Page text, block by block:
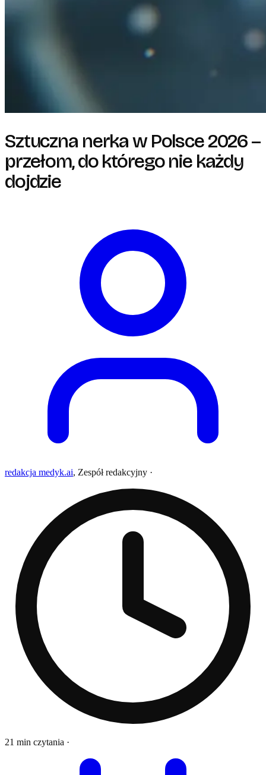
Sztuczna nerka w Polsce 2026 –
przełom, do którego nie każdy
dojdzie
redakcja medyk.ai, Zespół redakcyjny ·
21 min czytania ·